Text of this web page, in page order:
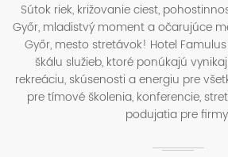
Sútok riek, križovanie ciest,
Győr, mladistvý moment a očarujúce
Győr, mesto stretávok! Hotel
škálu služieb, ktoré ponúkajú
rekreáciu, skúsenosti a energiu pre
pre tímové školenia, konferencie,
podujatia pre